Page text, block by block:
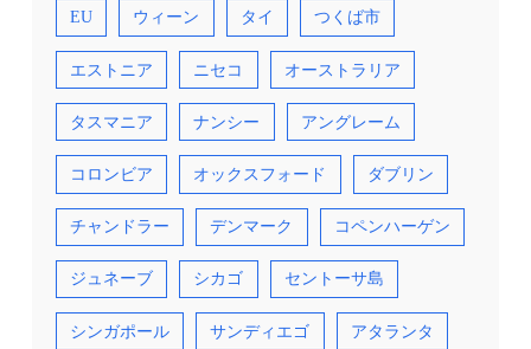
体験させていくことのほうが望ましいといえ
る。このことも含め、本稿であげた視点で、実
証実験のあり方を今一度考えてみることを期待
したい。
EU ウィーン タイ つくば市
エストニア ニセコ オーストラリア
タスマニア ナンシー アングレーム
コロンビア オックスフォード ダブリン
チャンドラー デンマーク コペンハーゲン
ジュネーブ シカゴ セントーサ島
シンガポール サンディエゴ アタランタ